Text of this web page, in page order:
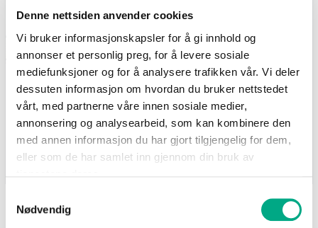
Denne nettsiden anvender cookies
Vi bruker informasjonskapsler for å gi innhold og
annonser et personlig preg, for å levere sosiale
mediefunksjoner og for å analysere trafikken vår. Vi deler
dessuten informasjon om hvordan du bruker nettstedet
vårt, med partnerne våre innen sosiale medier,
annonsering og analysearbeid, som kan kombinere den
med annen informasjon du har gjort tilgjengelig for dem,
eller som de har samlet inn gjennom din bruk av
Nødvendig
Kappahl
Medlemstilbud: 3 for 2 på
barnevarer
(gjelder ikke Newbie) Tilbudet
gjelder i perioden 7.8-17.8
Life
Supernature MCT-olje
500ml - 25% på hele
serien
Nå: 247 kr Før: 329 kr